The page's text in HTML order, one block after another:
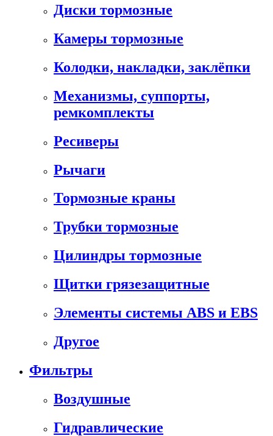
Диски тормозные
Камеры тормозные
Колодки, накладки, заклёпки
Механизмы, суппорты,
ремкомплекты
Ресиверы
Рычаги
Тормозные краны
Трубки тормозные
Цилиндры тормозные
Щитки грязезащитные
Элементы системы ABS и EBS
Другое
Фильтры
Воздушные
Гидравлические